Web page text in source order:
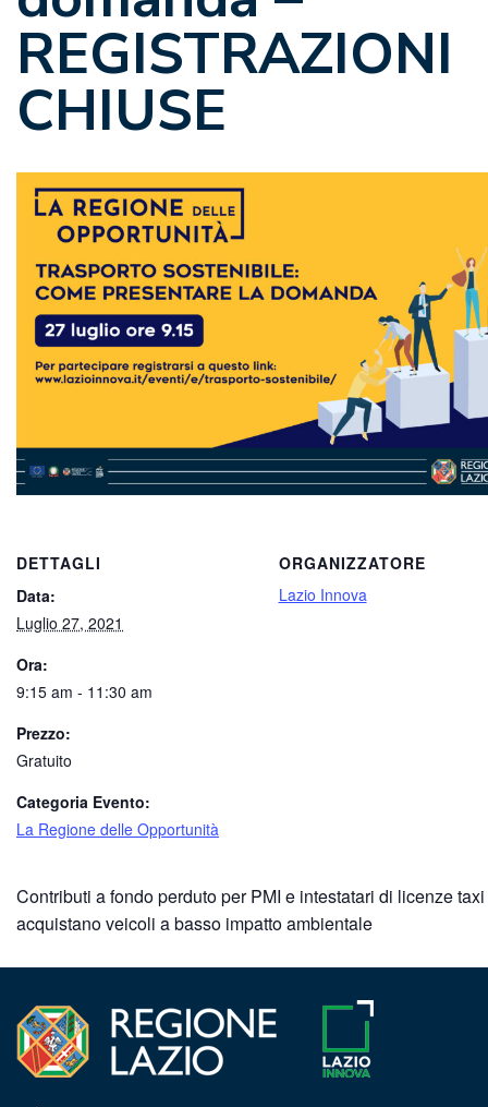
REGISTRAZIONI
CHIUSE
DETTAGLI
Data:
Luglio 27, 2021
Ora:
9:15 am - 11:30 am
Prezzo:
Gratuito
Categoria Evento:
La Regione delle Opportunità
ORGANIZZATORE
Lazio Innova
Contributi a fondo perduto per PMI e intestatari di licenze
acquistano veicoli a basso impatto ambientale